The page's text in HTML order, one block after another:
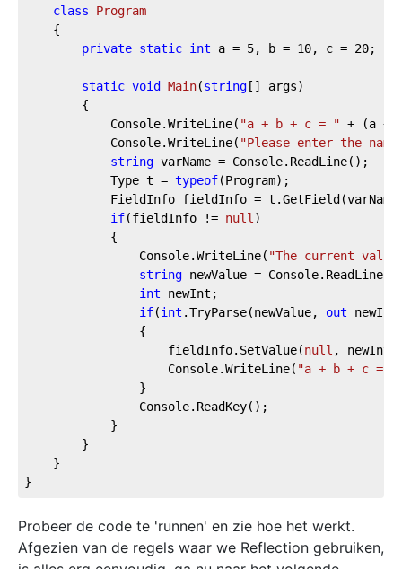
class
Program
    {
private static int a = 5, b = 10, c = 20;
static void Main(string [] args)
        {
            Console.WriteLine(
"a + b + c = " + (a +
            Console.WriteLine(
"Please enter the
string varName = Console.ReadLine();
            Type t =
typeof(Program);
FieldInfo fieldInfo =
if(fieldInfo != null )
            {
                Console.WriteLine(
"The current
string newValue =
int newInt;
if(int .TryParse(newValue, out
                {
                    fieldInfo.SetValue(
null ,
                    Console.WriteLine(
"a + b + c = "
                }
                Console.ReadKey();
            }
        }
    }
}
Probeer de code te 'runnen' en zie hoe het werkt.
Afgezien van de regels waar we Reflection gebruiken,